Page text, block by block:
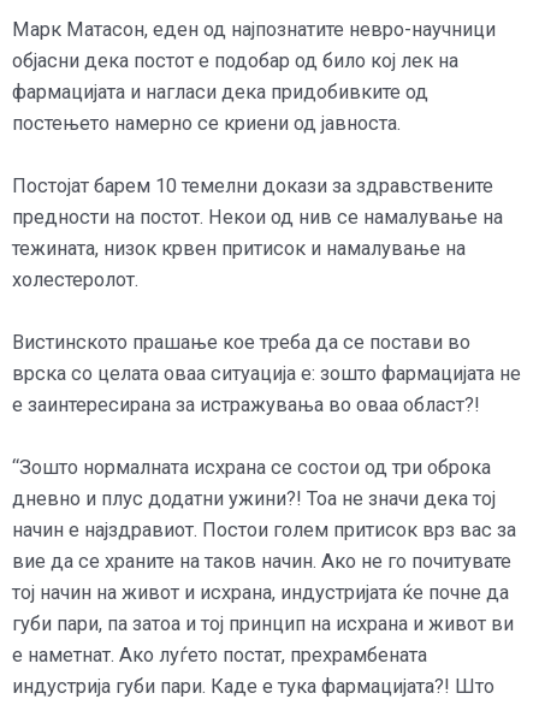
Марк Матасон, еден од најпознатите невро-научници
објасни дека постот е подобар од било кој лек на
фармацијата и нагласи дека придобивките од
постењето намерно се криени од јавноста.
Постојат барем 10 темелни докази за здравствените
предности на постот. Некои од нив се намалување на
тежината, низок крвен притисок и намалување на
холестеролот.
Вистинското прашање кое треба да се постави во
врска со целата оваа ситуација е: зошто фармацијата не
е заинтересирана за истражувања во оваа област?!
“Зошто нормалната исхрана се состои од три оброка
дневно и плус додатни ужини?! Тоа не значи дека тој
начин е најздравиот. Постои голем притисок врз вас за
вие да се храните на таков начин. Ако не го почитувате
тој начин на живот и исхрана, индустријата ќе почне да
губи пари, па затоа и тој принцип на исхрана и живот ви
е наметнат. Ако луѓето постат, прехрамбената
индустрија губи пари. Каде е тука фармацијата?! Што